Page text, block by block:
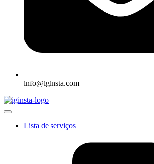
info@iginsta.com
Lista de serviços